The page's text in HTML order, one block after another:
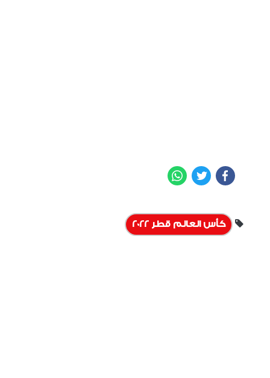
Facebook
Twitter
كأس العالم قطر 2022